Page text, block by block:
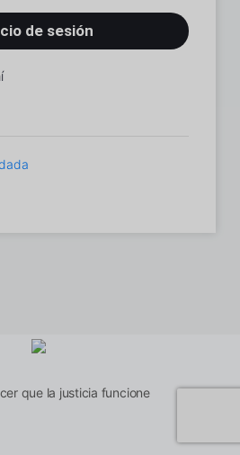
que la justicia funcione